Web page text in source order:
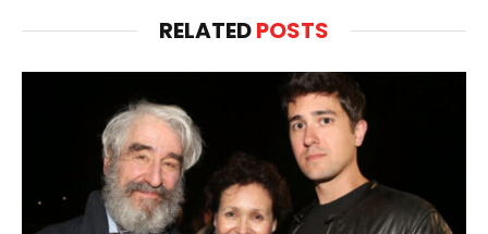
RELATEDPOSTS